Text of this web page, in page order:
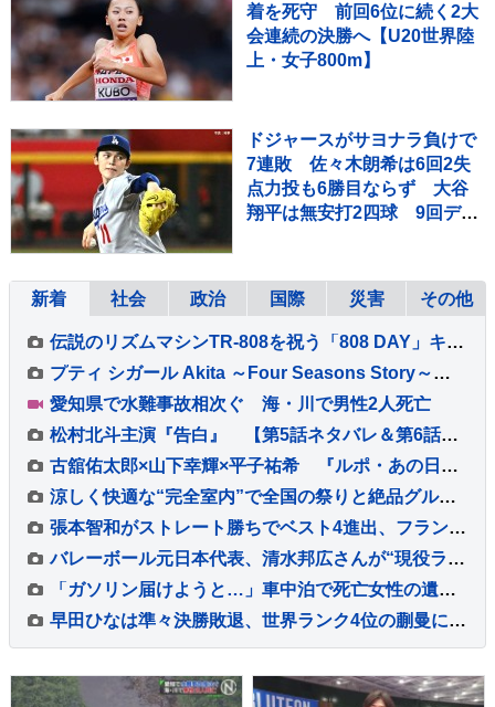
着を死守 前回6位に続く2大
会連続の決勝へ【U20世界陸
上・女子800m】
ドジャースがサヨナラ負けで
7連敗 佐々木朗希は6回2失
点力投も6勝目ならず 大谷
翔平は無安打2四球 9回ディ
新着 社会 政治 国際 災害 その他
伝説のリズムマシンTR-808を祝う「808 DAY」キャンペーンが8月に開催
プティ シガール Akita ～Four Seasons Story～発売
愛知県で水難事故相次ぐ 海・川で男性2人死亡
松村北斗主演『告白』 【第5話ネタバレ＆第6話あらすじ】解禁！ 「新場面写真7点」も！！
古舘佑太郎×山下幸輝×平子祐希 『ルポ・あの日の真実』#5 古舘「気づけば熱く語っていました」
涼しく快適な“完全室内”で全国の祭りと絶品グルメを堪能！ 「MATSURI JAPAN 2026」
張本智和がストレート勝ちでベスト4進出、フランスの強豪を圧倒、大会連覇まであと2つ【WTTチャンピオンズ横浜】
バレーボール元日本代表、清水邦広さんが“現役ラストプレー”「疲れたわ～選手ってすごい」引退記念試合で豪華メンバーも集結
「ガソリン届けようと…」車中泊で死亡女性の遺族が胸中語る 熊本地震“見えづらい避難者”どう支えるか “要配慮者”避難の現状 子どもの心ケアする医師も【報道特集】
早田ひなは準々決勝敗退、世界ランク4位の蒯曼に屈す 卓球王国・中国の高い壁を越えられず【WTTチャンピオンズ横浜】